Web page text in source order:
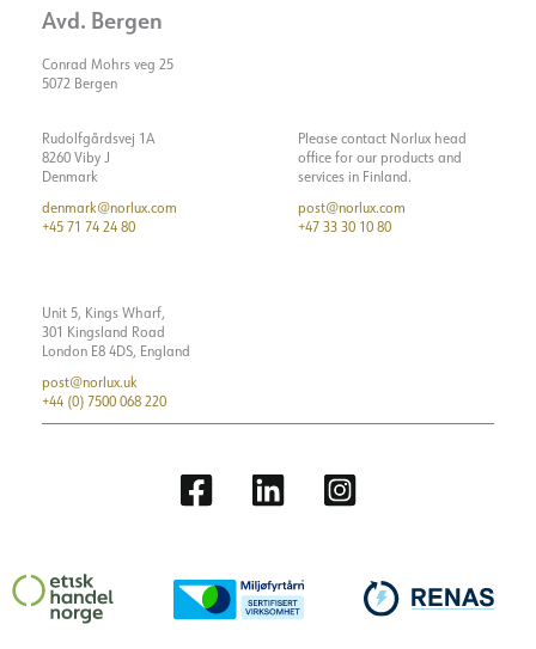
Avd. Bergen
Conrad Mohrs veg 25
5072 Bergen
Rudolfgårdsvej 1A
8260 Viby J
Denmark
denmark@norlux.com
+45 71 74 24 80
Please contact Norlux head
office for our products and
services in Finland.
post@norlux.com
+47 33 30 10 80
Unit 5, Kings Wharf,
301 Kingsland Road
London E8 4DS, England
post@norlux.uk
+44 (0) 7500 068 220